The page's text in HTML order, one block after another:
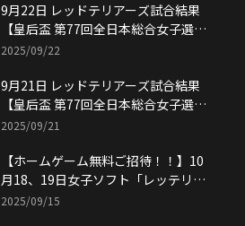
9月22日 レッドテリアーズ試合結果
【皇后盃 第77回全日本総合女子選手
権】
2025/09/22
9月21日 レッドテリアーズ試合結果
【皇后盃 第77回全日本総合女子選手
権】
2025/09/21
【ホームゲーム無料ご招待！！】10
月18、19日女子ソフト「レッテリフ
ェスティバル」
2025/09/15